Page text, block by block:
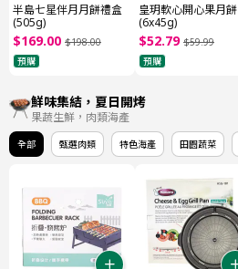
半島七星伴月月餅禮盒
(505g)
$169.00 $198.00
預購
皇玥軟心開心果月餅
(6x45g)
$52.79 $59.99
預購
鮮味集結，夏日開烤
果蔬生鮮，肉類海產
全部 甄選肉類 特色海產 田園蔬菜